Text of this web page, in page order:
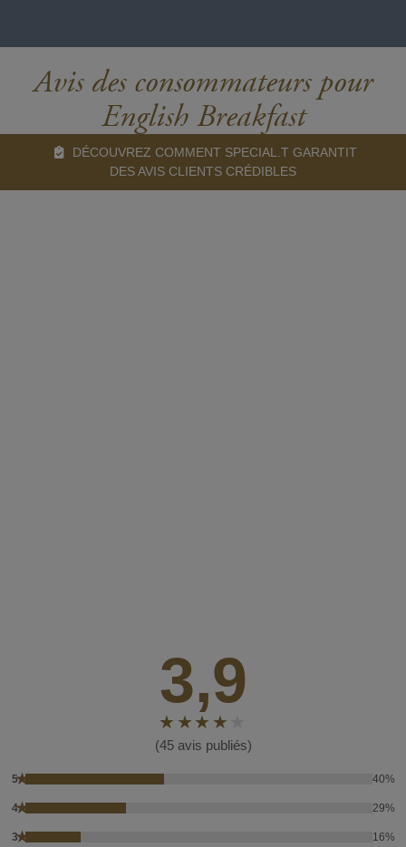
Avis des consommateurs pour
English Breakfast
DÉCOUVREZ COMMENT SPECIAL.T GARANTIT
DES AVIS CLIENTS CRÉDIBLES
3,9
(45 avis publiés)
5★ 40%
4★ 29%
3★ 16%